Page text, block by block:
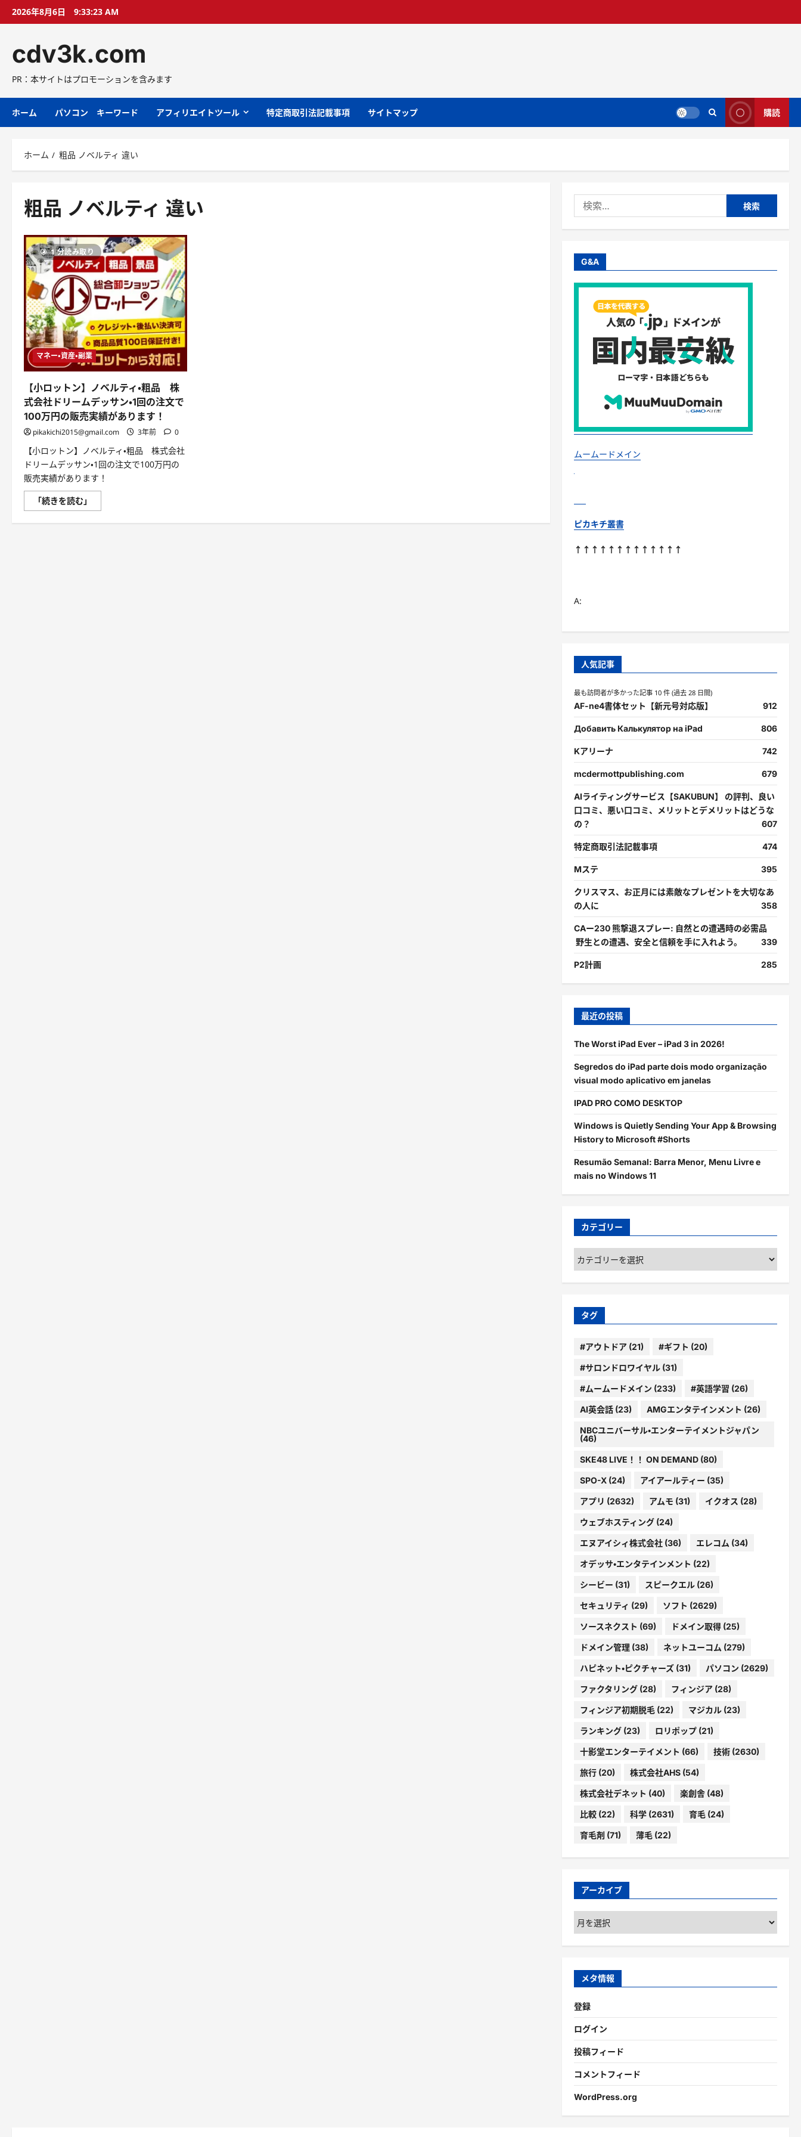
プ
2026年8月6日 9:33:24 AM
cdv3k.com
PR：本サイトはプロモーションを含みます
ホーム パソコン キーワード アフィリエイトツール 特定商取引法記載事項 サイトマップ 購読
ホーム 粗品 ノベルティ 違い
粗品 ノベルティ 違い
1 分読み取り
マネー・資産・副業
【小ロットン】ノベルティ・粗品 株
式会社ドリームデッサン・1回の注文で
100万円の販売実績があります！
pikakichi2015@gmail.com 3年前 0
【小ロットン】ノベルティ・粗品 株式会社
ドリームデッサン・1回の注文で100万円の
販売実績があります！
「続きを読む」
ロ
ト
索:
G&A
ムームードメイン
ピカキチ叢書
↑↑↑↑↑↑↑↑↑↑↑↑↑
A:
人気記事
最も訪問者が多かった記事 10 件 (過去 28 日間)
AF-ne4書体セット【新元号対応版】 912
Добавить Калькулятор на iPad 806
Kアリーナ 742
mcdermottpublishing.com 679
AIライティングサービス【SAKUBUN】 の評判、良い
口コミ、悪い口コミ、メリットとデメリットはどうな
の？
607
特定商取引法記載事項 474
Mステ 395
クリスマス、お正月には素敵なプレゼントを大切なあ
の人に
358
CAー230 熊撃退スプレー: 自然との遭遇時の必需品
野生との遭遇、安全と信頼を手に入れよう。
339
P2計画 285
最近の投稿
The Worst iPad Ever – iPad 3 in 2026!
Segredos do iPad parte dois modo organização
visual modo aplicativo em janelas
IPAD PRO COMO DESKTOP
Windows is Quietly Sending Your App & Browsing
History to Microsoft #Shorts
Resumão Semanal: Barra Menor, Menu Livre e
mais no Windows 11
カテゴリー
カ
テ
ゴ
ー
タグ
#アウトドア(21) #ギフト (20)
#サロンドロワイヤル(31)
#ムームードメイン (233) #英語学習 (26)
AI英会話(23) AMGエンタテインメント (26)
NBCユニバーサル・エンターテイメントジャパン
(46)
SKE48 LIVE！！ ON DEMAND(80)
SPO-X(24) アイアールティー (35)
アプリ (2632) アムモ (31) イクオス (28)
ウェブホスティング(24)
エヌアイシィ株式会社(36) エレコム (34)
オデッサ・エンタテインメント (22)
シービー (31) スピークエル(26)
セキュリティ (29) ソフト (2629)
ソースネクスト (69) ドメイン取得(25)
ドメイン管理(38) ネットユーコム (279)
ハピネット・ピクチャーズ(31) パソコン (2629)
ファクタリング(28) フィンジア(28)
フィンジア初期脱毛(22) マジカル(23)
ランキング(23) ロリポップ(21)
十影堂エンターテイメント (66) 技術(2630)
旅行(20) 株式会社AHS(54)
株式会社デネット (40) 楽創舎(48)
比較(22) 科学(2631) 育毛(24)
育毛剤 (71) 薄毛(22)
アーカイブ
ア
ー
カ
ブ
メタ情報
登録
ログイン
投稿フィード
コメントフィード
WordPress.org